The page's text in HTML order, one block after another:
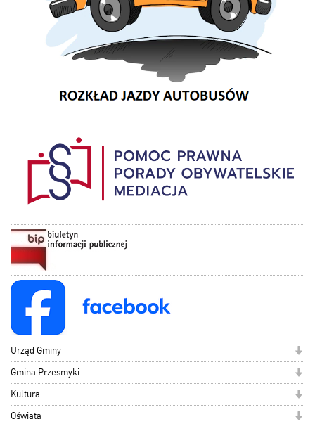
Urząd Gminy
Gmina Przesmyki
Kultura
Oświata